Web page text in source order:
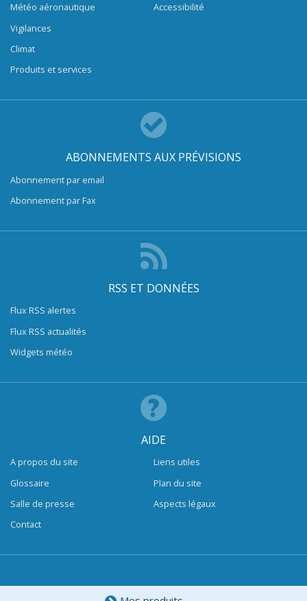
Météo aéronautique
Vigilances
Climat
Produits et services
Accessibilité
ABONNEMENTS AUX PRÉVISIONS
Abonnement par email
Abonnement par Fax
RSS ET DONNÉES
Flux RSS alertes
Flux RSS actualités
Widgets météo
AIDE
A propos du site
Glossaire
Salle de presse
Contact
Liens utiles
Plan du site
Aspects légaux